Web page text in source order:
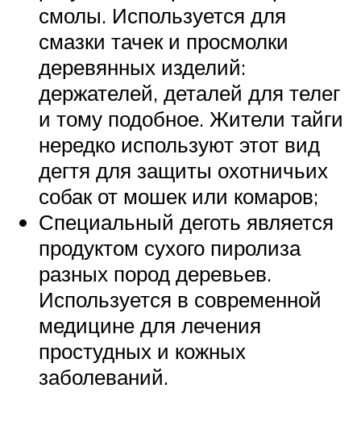
смолы. Используется для
смазки тачек и просмолки
деревянных изделий:
держателей, деталей для телег
и тому подобное. Жители тайги
нередко используют этот вид
дегтя для защиты охотничьих
собак от мошек или комаров;
Специальный деготь является
продуктом сухого пиролиза
разных пород деревьев.
Используется в современной
медицине для лечения
простудных и кожных
заболеваний.